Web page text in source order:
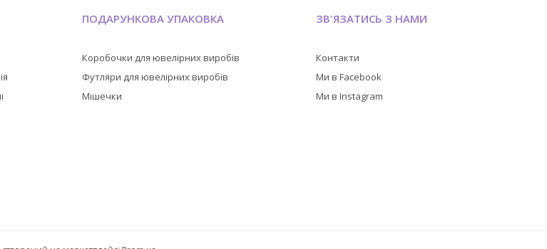
ПОДАРУНКОВА УПАКОВКА
Коробочки для ювелірних виробів
Футляри для ювелірних виробів
Мішечки
ЗВ'ЯЗАТИСЬ З НАМИ
Контакти
Ми в Facebook
Ми в Instagram